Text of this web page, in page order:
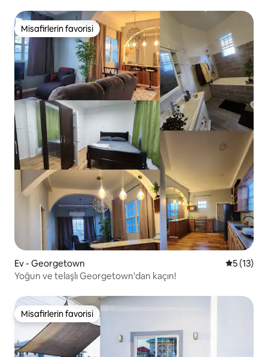
Misafirlerin favorisi
Misafirlerin favorisi
Ev - Georgetown 55 (13)
Yoğun ve telaşlı Georgetown'dan kaçın!
Misafirlerin favorisi
Misafirlerin favorisi